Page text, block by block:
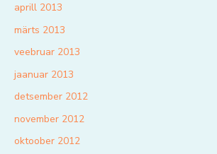
aprill 2013
märts 2013
veebruar 2013
jaanuar 2013
detsember 2012
november 2012
oktoober 2012